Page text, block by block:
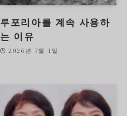
루포리아를 계속 사용하
는 이유
2026년 7월 1일